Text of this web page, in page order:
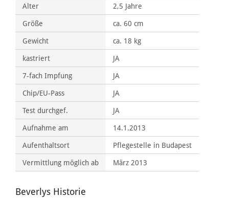
Alter
2,5 Jahre
Größe
ca. 60 cm
Gewicht
ca. 18 kg
kastriert
JA
7-fach Impfung
JA
Chip/EU-Pass
JA
Test durchgef.
JA
Aufnahme am
14.1.2013
Aufenthaltsort
Pflegestelle in Budapest
Vermittlung möglich ab
März 2013
Beverlys Historie